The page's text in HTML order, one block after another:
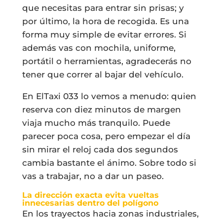
que necesitas para entrar sin prisas; y
por último, la hora de recogida. Es una
forma muy simple de evitar errores. Si
además vas con mochila, uniforme,
portátil o herramientas, agradecerás no
tener que correr al bajar del vehículo.
En ElTaxi 033 lo vemos a menudo: quien
reserva con diez minutos de margen
viaja mucho más tranquilo. Puede
parecer poca cosa, pero empezar el día
sin mirar el reloj cada dos segundos
cambia bastante el ánimo. Sobre todo si
vas a trabajar, no a dar un paseo.
La dirección exacta evita vueltas
innecesarias dentro del polígono
En los trayectos hacia zonas industriales,